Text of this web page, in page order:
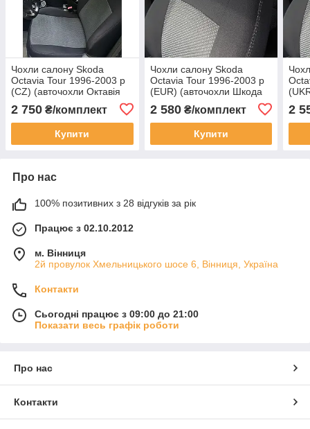
Чохли салону Skoda
Octavia Tour 1996-2003 р
(CZ) (авточохли Октавія
2 750 ₴/комплект
Купити
Чохли салону Skoda
Octavia Tour 1996-2003 р
(EUR) (авточохли Шкода
2 580₴/комплект
Купити
2
Про нас
100% позитивних з 28 відгуків за рік
Працює з 02.10.2012
м. Вінниця
2й провулок Хмельницького шосе 6, Вінниця, Україна
Контакти
Сьогодні працює з 09:00 до 21:00
Показати весь графік роботи
Про нас
Контакти